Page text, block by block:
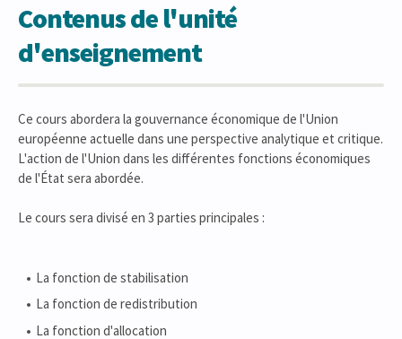
Contenus de l'unité
d'enseignement
Ce cours abordera la gouvernance économique de l'Union
européenne actuelle dans une perspective analytique et critique.
L'action de l'Union dans les différentes fonctions économiques
de l'État sera abordée.
Le cours sera divisé en 3 parties principales :
La fonction de stabilisation
La fonction de redistribution
La fonction d'allocation